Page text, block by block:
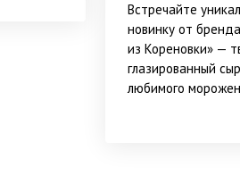
Встречайте
новинку от
из Кореновки» —
глазированный
любимого